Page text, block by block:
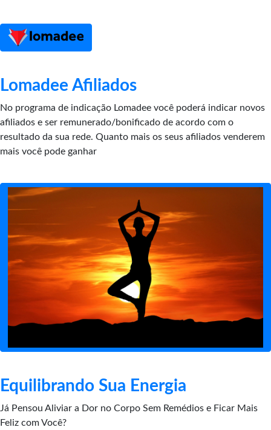
Lomadee Afiliados
No programa de indicação Lomadee você poderá indicar novos
afiliados e ser remunerado/bonificado de acordo com o
resultado da sua rede. Quanto mais os seus afiliados venderem
mais você pode ganhar
Equilibrando Sua Energia
Já Pensou Aliviar a Dor no Corpo Sem Remédios e Ficar Mais
Feliz com Você?